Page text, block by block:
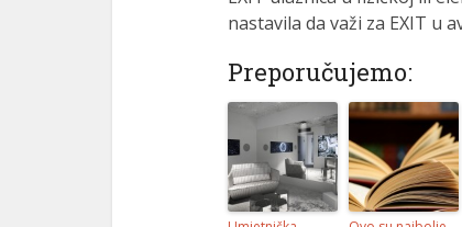
nastavila da važi za EXIT u
Preporučujemo: